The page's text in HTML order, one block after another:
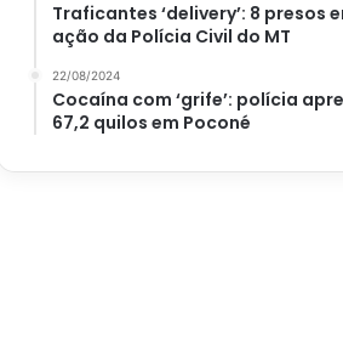
Traficantes ‘delivery’: 8 presos
ação da Polícia Civil do MT
22/08/2024
Cocaína com ‘grife’: polícia
67,2 quilos em Poconé